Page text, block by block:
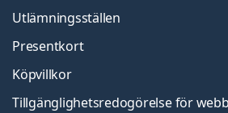
Utlämningsställen
Presentkort
Köpvillkor
Tillgänglighetsredogörelse för